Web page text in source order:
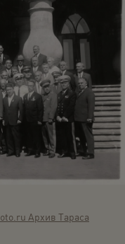
Архив Тараса